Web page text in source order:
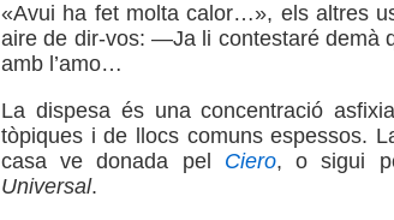
«Avui ha fet molta calor…», els altres
aire de dir-vos: —Ja li contestaré demà
amb l’amo…
La dispesa és una concentració
tòpiques i de llocs comuns espessos.
casa ve donada pel Ciero, o sigui
Universal.